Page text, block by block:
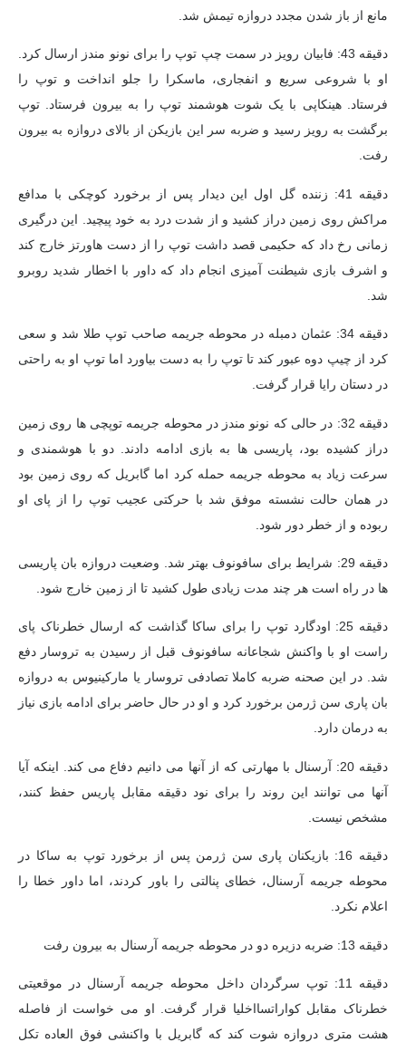
مانع از باز شدن مجدد دروازه تیمش شد.
دقیقه 43: فابیان رویز در سمت چپ توپ را برای نونو مندز ارسال کرد.
او با شروعی سریع و انفجاری، ماسکرا را جلو انداخت و توپ را
فرستاد. هینکاپی با یک شوت هوشمند توپ را به بیرون فرستاد. توپ
برگشت به رویز رسید و ضربه سر این بازیکن از بالای دروازه به بیرون
رفت.
دقیقه 41: زننده گل اول این دیدار پس از برخورد کوچکی با مدافع
مراکش روی زمین دراز کشید و از شدت درد به خود پیچید. این درگیری
زمانی رخ داد که حکیمی قصد داشت توپ را از دست هاورتز خارج کند
و اشرف بازی شیطنت آمیزی انجام داد که داور با اخطار شدید روبرو
شد.
دقیقه 34: عثمان دمبله در محوطه جریمه صاحب توپ طلا شد و سعی
کرد از چیپ دوه عبور کند تا توپ را به دست بیاورد اما توپ او به راحتی
در دستان رایا قرار گرفت.
دقیقه 32: در حالی که نونو مندز در محوطه جریمه توپچی ها روی زمین
دراز کشیده بود، پاریسی ها به بازی ادامه دادند. دو با هوشمندی و
سرعت زیاد به محوطه جریمه حمله کرد اما گابریل که روی زمین بود
در همان حالت نشسته موفق شد با حرکتی عجیب توپ را از پای او
ربوده و از خطر دور شود.
دقیقه 29: شرایط برای سافونوف بهتر شد. وضعیت دروازه بان پاریسی
ها در راه است هر چند مدت زیادی طول کشید تا از زمین خارج شود.
دقیقه 25: اودگارد توپ را برای ساکا گذاشت که ارسال خطرناک پای
راست او با واکنش شجاعانه سافونوف قبل از رسیدن به تروسار دفع
شد. در این صحنه ضربه کاملا تصادفی تروسار یا مارکینیوس به دروازه
بان پاری سن ژرمن برخورد کرد و او در حال حاضر برای ادامه بازی نیاز
به درمان دارد.
دقیقه 20: آرسنال با مهارتی که از آنها می دانیم دفاع می کند. اینکه آیا
آنها می توانند این روند را برای نود دقیقه مقابل پاریس حفظ کنند،
مشخص نیست.
دقیقه 16: بازیکنان پاری سن ژرمن پس از برخورد توپ به ساکا در
محوطه جریمه آرسنال، خطای پنالتی را باور کردند، اما داور خطا را
اعلام نکرد.
دقیقه 13: ضربه دزیره دو در محوطه جریمه آرسنال به بیرون رفت
دقیقه 11: توپ سرگردان داخل محوطه جریمه آرسنال در موقعیتی
خطرناک مقابل کواراتسااخلیا قرار گرفت. او می خواست از فاصله
هشت متری دروازه شوت کند که گابریل با واکنشی فوق العاده تکل